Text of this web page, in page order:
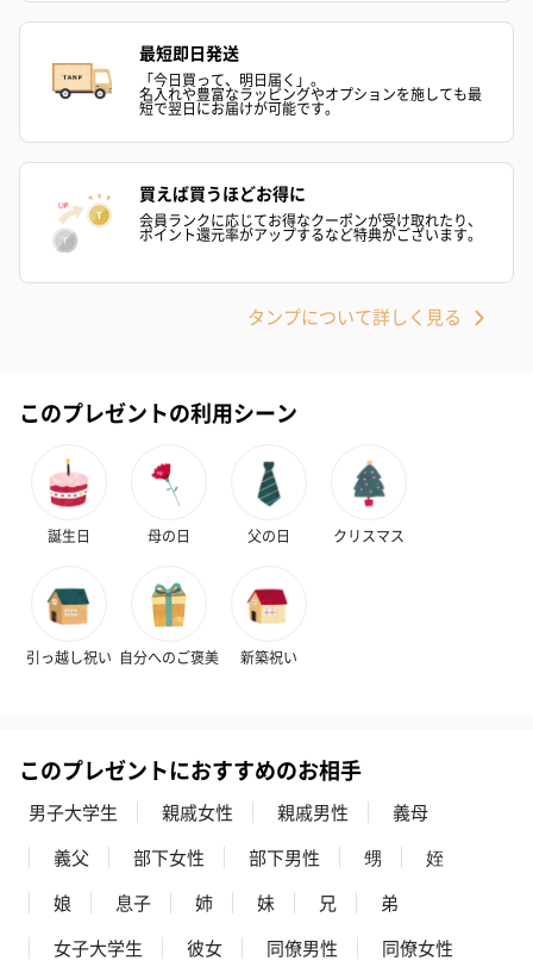
紅茶・コーヒー・スイーツ
への＋αにおすすめです。
アールグレイ（HAPPY
（660円）
アールグレイティー
スイーツ
です。
ゼリーバウム カット
円）
麦わらパンダバウム
り〜 3号（864
最短即日発送
「今日買って、明日届く」。
名入れや豊富なラッピングやオプションを施しても最
短で翌日にお届けが可能です。
買えば買うほどお得に
会員ランクに応じてお得なクーポンが受け取れたり、
ポイント還元率がアップするなど特典がございます。
タンプについて詳しく見る
このプレゼントの利用シーン
誕生日 母の日 父の日 クリスマス
引っ越し祝い 自分へのご褒美 新築祝い
このプレゼントにおすすめのお相手
男子大学生 親戚女性 親戚男性
義母
義父
部下女性 部下男性 甥
姪
娘
息子 姉 妹 兄
弟
女子大学生
彼女 同僚男性
同僚女性